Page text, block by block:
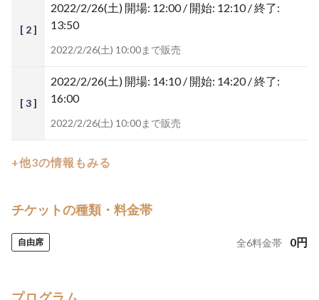
[ 2 ]
2022/2/26(土) 開場: 12:00 / 開始: 12:10 / 終了:
13:50
2022/2/26(土) 10:00まで販売
[ 3 ]
2022/2/26(土) 開場: 14:10 / 開始: 14:20 / 終了:
16:00
2022/2/26(土) 10:00まで販売
+他3の情報もみる
チケットの種類・料金帯
自由席 全6料金帯 0円